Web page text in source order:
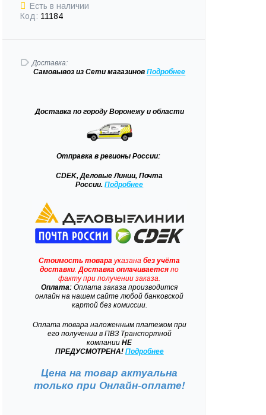
Есть в наличии
Код: 11184
Доставка:
Самовывозиз Сети магазиновПодробнее
Доставкапо городу Воронежу и области
Отправка в регионы России:
CDEK, Деловые Линии, Почта
России.Подробнее
Стоимость товара указанабез учёта
доставки .Доставка оплачивается по
факту при получении заказа.
Оплата: Оплата заказа производится
онлайн на нашем сайте любой банковской
картой без комиссии.
Оплата товара наложенным платежом при
его получении в ПВЗ Транспортной
компании НЕ
ПРЕДУСМОТРЕНА! Подробнее
Цена на товар актуальна
только при Онлайн-оплате!